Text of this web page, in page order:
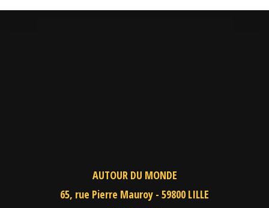
AUTOUR DU MONDE
65, rue Pierre Mauroy - 59800 LILLE